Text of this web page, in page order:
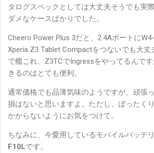
タログスペックとしては大丈夫そうでも実
ダメなケースばかりでした。
Cheero Power Plus 3だと、2.4Aポートに
Xperia Z3 Tablet Compactをつないでも大丈
で艦これ、Z3TCでIngressをやってるんで
きるのはとても便利。
通常価格でも品薄気味のようですが、頑張
損はないと思いますよ。ただし、ぼったく
かからないようにお気をつけて。
ちなみに、今愛用しているモバイルバッテ
F10Lです。